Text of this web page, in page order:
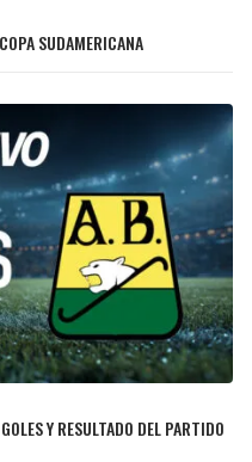
SUDAMERICANA
Y RESULTADO DEL PARTIDO